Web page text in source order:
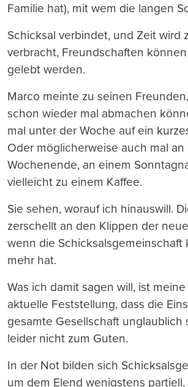
Familie hat), mit wem die langen
Schicksal verbindet, und Zeit wird
verbracht, Freundschaften
gelebt werden.
Marco meinte zu seinen
schon wieder mal abmachen
mal unter der Woche auf ein
Oder möglicherweise auch mal an
Wochenende, an einem
vielleicht zu einem Kaffee.
Sie sehen, worauf ich hinauswill.
zerschellt an den Klippen der
wenn die Schicksalsgemeinschaft
mehr hat.
Was ich damit sagen will, ist
aktuelle Feststellung, dass die
gesamte Gesellschaft unglaublich
leider nicht zum Guten.
In der Not bilden sich
um dem Elend wenigstens